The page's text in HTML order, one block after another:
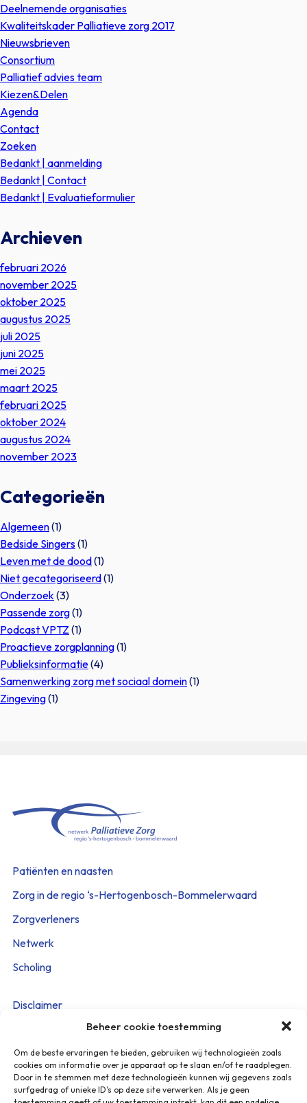
Beheer cookie toestemming
Om de beste ervaringen te bieden, gebruiken wij technologieën zoals
cookies om informatie over je apparaat op te slaan en/of te raadplegen.
Door in te stemmen met deze technologieën kunnen wij gegevens zoals
surfgedrag of unieke ID's op deze site verwerken. Als je geen
Deelnemende organisaties
Kwaliteitskader Palliatieve zorg 2017
Nieuwsbrieven
Consortium
Palliatief advies team
Kiezen&Delen
Agenda
Contact
Zoeken
Bedankt | aanmelding
Bedankt | Contact
Bedankt | Evaluatieformulier
Archieven
februari 2026
november 2025
oktober 2025
augustus 2025
juli 2025
juni 2025
mei 2025
maart 2025
februari 2025
oktober 2024
augustus 2024
november 2023
Categorieën
Algemeen(1)
Bedside Singers(1)
Leven met de dood(1)
Niet gecategoriseerd(1)
Onderzoek (3)
Passende zorg(1)
Podcast VPTZ (1)
Proactieve zorgplanning(1)
Publieksinformatie(4)
Samenwerking zorg met sociaal domein(1)
Zingeving(1)
Patiënten en naasten
Zorg in de regio ‘s-Hertogenbosch-Bommelerwaard
Zorgverleners
Netwerk
Scholing
Disclaimer
Cookieverklaring
Privacy Policy
Beveiligingskwetsbaarheid melden